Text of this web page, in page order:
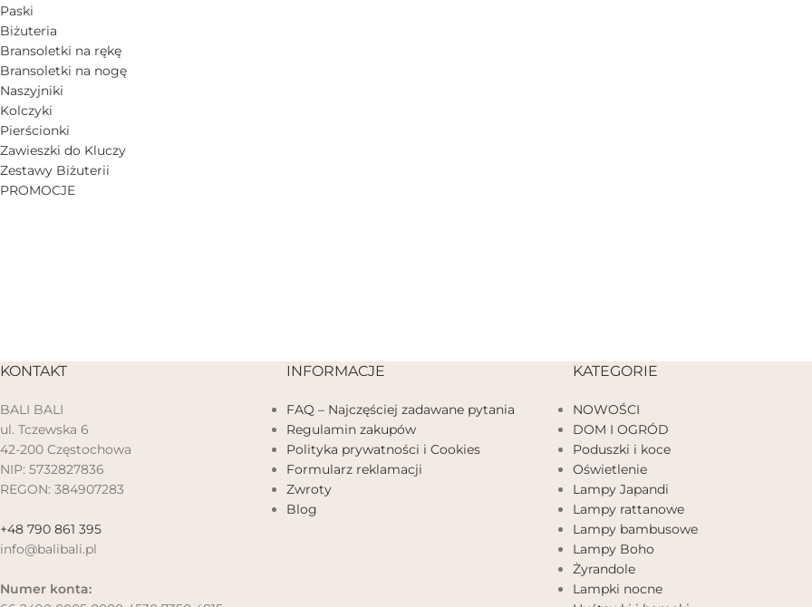
Paski
Biżuteria
Bransoletki na rękę
Bransoletki na nogę
Naszyjniki
Kolczyki
Pierścionki
Zawieszki do Kluczy
Zestawy Biżuterii
PROMOCJE
KONTAKT
BALI BALI
ul. Tczewska 6
42-200 Częstochowa
NIP: 5732827836
REGON: 384907283
+48 790 861 395
info@balibali.pl
Numer konta:
INFORMACJE
FAQ – Najczęściej zadawane pytania
Regulamin zakupów
Polityka prywatności i Cookies
Formularz reklamacji
Zwroty
Blog
KATEGORIE
NOWOŚCI
DOM I OGRÓD
Poduszki i koce
Oświetlenie
Lampy Japandi
Lampy rattanowe
Lampy bambusowe
Lampy Boho
Żyrandole
Lampki nocne